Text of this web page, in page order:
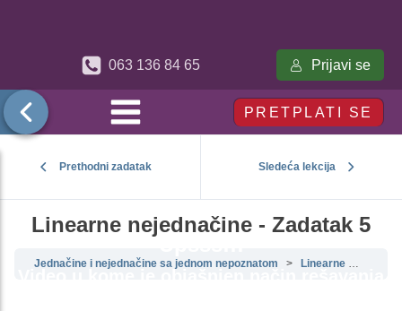
063 136 84 65 Prijavi se
PRETPLATI SE
Prethodni zadatak Sledeća lekcija
Linearne nejednačine - Zadatak 5
Jednačine i nejednačine sa jednom nepoznatom Linearne nejednačine